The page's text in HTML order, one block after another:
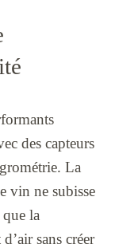
des capteurs
La
vin ne subisse
la
sans créer